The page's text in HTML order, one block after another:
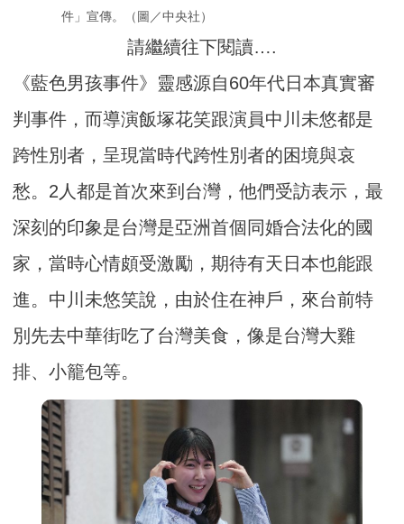
件」宣傳。（圖／中央社）
請繼續往下閱讀….
《藍色男孩事件》靈感源自60年代日本真實審
判事件，而導演飯塚花笑跟演員中川未悠都是
跨性別者，呈現當時代跨性別者的困境與哀
愁。2人都是首次來到台灣，他們受訪表示，最
深刻的印象是台灣是亞洲首個同婚合法化的國
家，當時心情頗受激勵，期待有天日本也能跟
進。中川未悠笑說，由於住在神戶，來台前特
別先去中華街吃了台灣美食，像是台灣大雞
排、小籠包等。